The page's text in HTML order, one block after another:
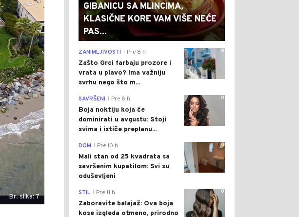
Br. slika: 7
GIBANICU SA MLINCIMA,
KLASIČNE KORE VAM VIŠE NEĆE
PAS...
0
ZANIMLJIVOSTI Pre 8 h
Zašto Grci farbaju prozore i
vrata u plavo? Ima važniju
svrhu nego što m...
0
SAVRŠENI Pre 8 h
Boja noktiju koja će
dominirati u avgustu: Stoji
svima i ističe preplanu...
0
DOM Pre 10 h
Mali stan od 25 kvadrata sa
savršenim kupatilom: Svi su
oduševljeni
0
STIL Pre 11 h
Zaboravite balajaž: Ova boja
kose izgleda otmeno, prirodno